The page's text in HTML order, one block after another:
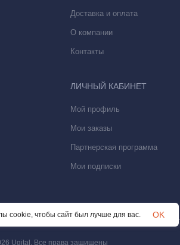
Доставка и оплата
О компании
Контакты
ЛИЧНЫЙ КАБИНЕТ
Мой профиль
Мои заказы
Партнерская программа
Мои подписки
Ugital. Все права защищены
cookie, чтобы сайт был лучше для вас. OK